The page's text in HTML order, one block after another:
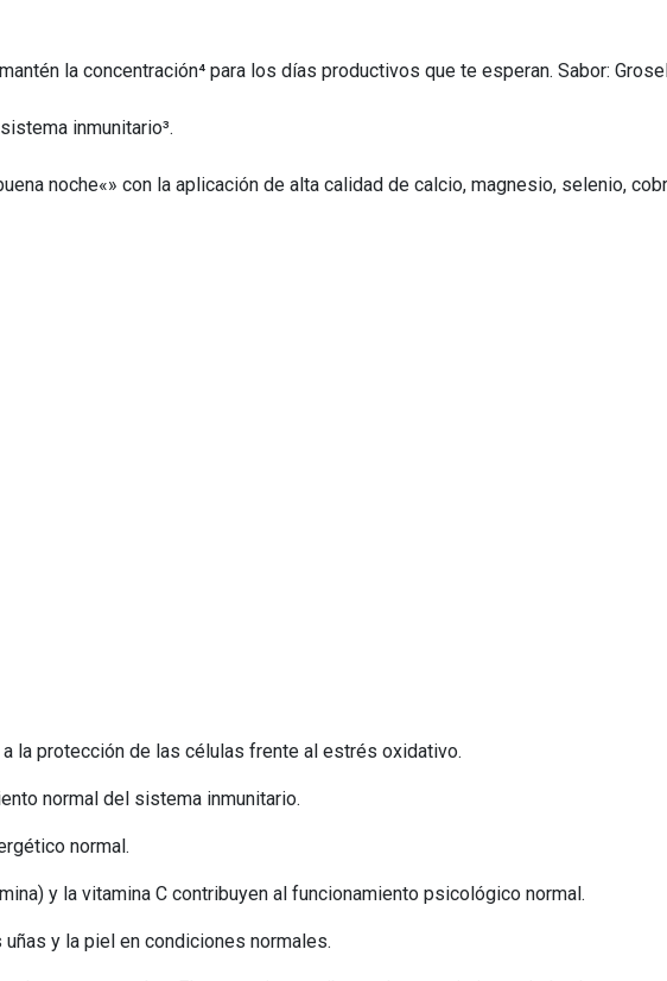
la concentración⁴ para los días productivos que te esperan. Sabor:
inmunitario³.
noche«» con la aplicación de alta calidad de calcio, magnesio, selenio,
la protección de las células frente al estrés oxidativo.
normal del sistema inmunitario.
normal.
y la vitamina C contribuyen al funcionamiento psicológico normal.
y la piel en condiciones normales.